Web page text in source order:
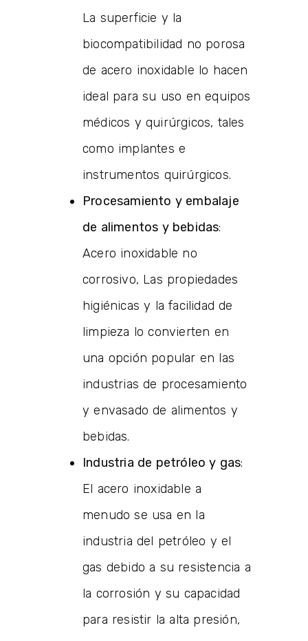
La superficie y la
biocompatibilidad no porosa
de acero inoxidable lo hacen
ideal para su uso en equipos
médicos y quirúrgicos, tales
como implantes e
instrumentos quirúrgicos.
Procesamiento y embalaje
de alimentos y bebidas:
Acero inoxidable no
corrosivo, Las propiedades
higiénicas y la facilidad de
limpieza lo convierten en
una opción popular en las
industrias de procesamiento
y envasado de alimentos y
bebidas.
Industria de petróleo y gas:
El acero inoxidable a
menudo se usa en la
industria del petróleo y el
gas debido a su resistencia a
la corrosión y su capacidad
para resistir la alta presión,